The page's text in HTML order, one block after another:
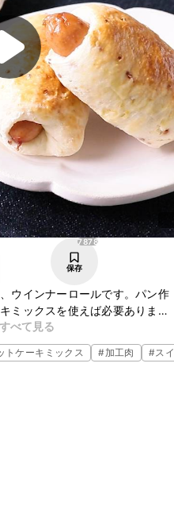
7878
保存
ウインナーロールです。パン作
ミックスを使えば必要ありませ
。生地に練りこんだ粒マスター
べて見る
トケーキミックス #加工肉 #ス